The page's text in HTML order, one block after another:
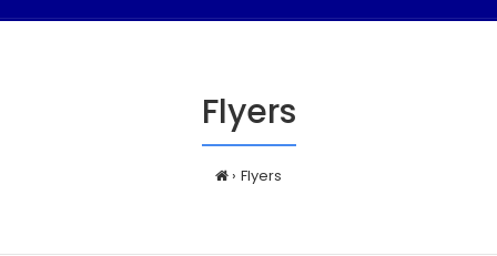
Flyers
Flyers